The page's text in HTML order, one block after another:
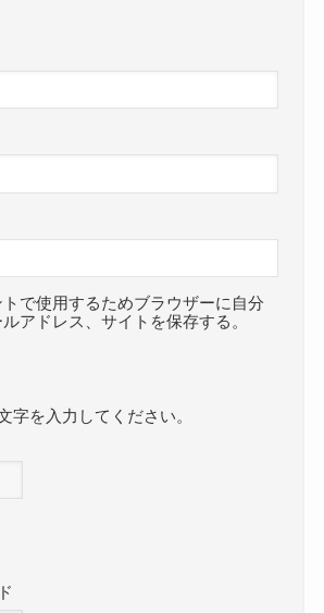
で使用するためブラウザーに自分
アドレス、サイトを保存する。
字を入力してください。